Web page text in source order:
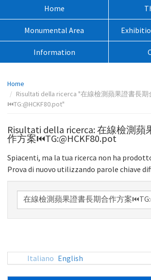
Home
Monumental Area
Information
Percorso
pagina:
Home
Risultati della ricerca "在線檢測蘋果證書長期
⏮️TG:@HCKF80.pot"
Risultati della ricerca: 在線檢測蘋
作方案⏮️TG:@HCKF80.pot
Spiacenti, ma la tua ricerca non ha
Prova di nuovo utilizzando parole chiave
Ricerca
nel
sito:
Italiano English